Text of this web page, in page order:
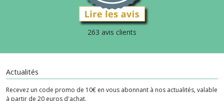
263 avis clients
Actualités
Recevez un code promo de 10€ en vous abonnant à nos actualités, valable
à partir de 20 euros d'achat.